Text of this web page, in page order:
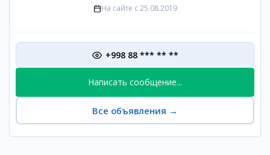
На сайте с 25.08.2019
+998 88 *** ** **
Написать сообщение...
Все объявления →